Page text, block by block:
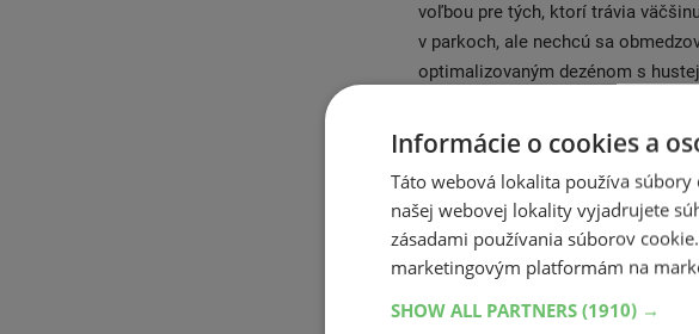
voľbou pre tých, ktorí trávia
v parkoch, ale nechcú sa
optimalizovaným dezénom s
tvrdom povrchu a minimalizuje
a menej hlučná. Rovnako ako jej
povrchu, po ktorom sa vozidlo
alebo v parkoch. Pneumatika
životnosť a odolnosť proti
Táto pneu je tak investíciou do
Informácie o cookies a
Táto webová lokalita používa
našej webovej lokality vyjadrujete
zásadami používania súborov
marketingovým platformám na
SHOW ALL PARTNERS (1910) →